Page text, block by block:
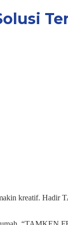
kreatif. Hadir